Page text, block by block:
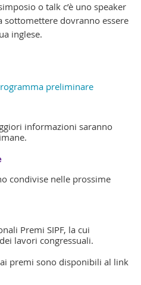
o talk c’è uno speaker
sottomettere dovranno essere
inglese.
preliminare
informazioni saranno
condivise nelle prossime
Premi SIPF, la cui
lavori congressuali.
premi sono disponibili al link